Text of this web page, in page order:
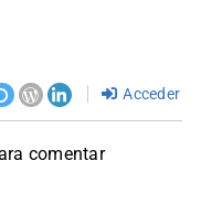
Acceder
comentar